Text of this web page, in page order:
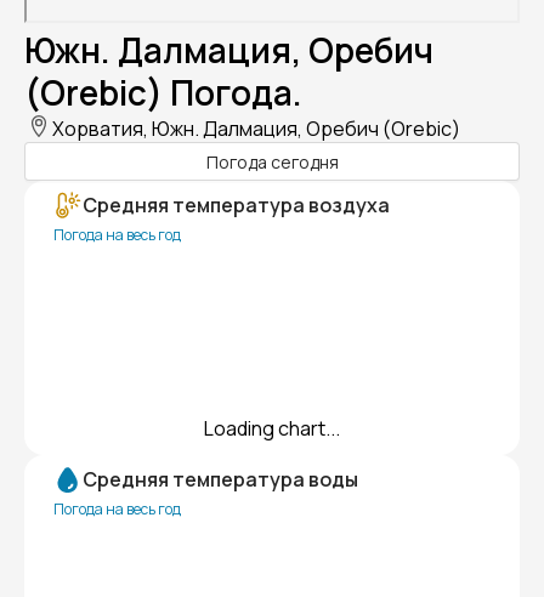
Южн. Далмация, Оребич
(Orebic) Погода.
Хорватия, Южн. Далмация, Оребич (Orebic)
Погода сегодня
Средняя температура воздуха
Погода на весь год
Loading chart...
Средняя температура воды
Погода на весь год